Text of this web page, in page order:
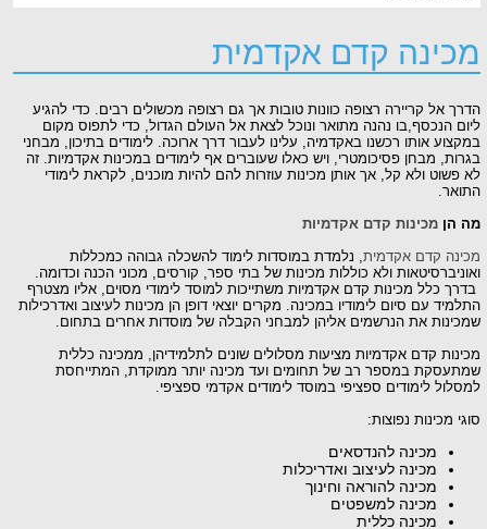
מכינה קדם אקדמית
הדרך אל קריירה רצופה כוונות טובות אך גם רצופה מכשולים רבים. כדי להגיע
ליום הנכסף,בו נהנה מתואר ונוכל לצאת אל העולם הגדול, כדי לתפוס מקום
במקצוע אותו רכשנו באקדמיה, עלינו לעבור דרך ארוכה. לימודים בתיכון, מבחני
בגרות, מבחן פסיכומטרי, ויש כאלו שעוברים אף לימודים במכינות אקדמיות. זה
לא פשוט ולא קל, אך אותן מכינות עוזרות להם להיות מוכנים, לקראת לימודי
התואר.
מה הן מכינות קדם אקדמיות
מכינה קדם אקדמית , נלמדת במוסדות לימוד להשכלה גבוהה כמכללות
ואוניברסיטאות ולא כוללות מכינות של בתי ספר, קורסים, מכוני הכנה וכדומה.
בדרך כלל מכינות קדם אקדמיות משתייכות למוסד לימודי מסוים, אליו מצטרף
התלמיד עם סיום לימודיו במכינה. מקרים יוצאי דופן הן מכינות לעיצוב ואדרכילות
שמכינות את הנרשמים אליהן למבחני הקבלה של מוסדות אחרים בתחום.
מכינות קדם אקדמיות מציעות מסלולים שונים לתלמידיהן, ממכינה כללית
שמתעסקת במספר רב של תחומים ועד מכינה יותר ממוקדת, המתייחסת
למסלול לימודים ספציפי במוסד לימודים אקדמי ספציפי.
סוגי מכינות נפוצות:
מכינה להנדסאים
מכינה לעיצוב ואדריכלות
מכינה להוראה וחינוך
מכינה למשפטים
מכינה כללית